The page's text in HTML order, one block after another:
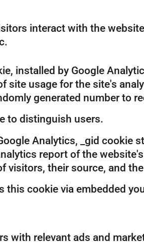
interact with the
installed by Google
site usage for the site's
generated number to
to distinguish users.
Analytics, _gid cookie
report of the
visitors, their source, and
this cookie via embedded
with relevant ads and